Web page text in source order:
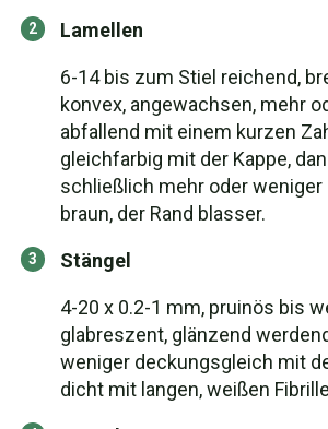
Lamellen
6-14 bis zum Stiel reichend,
konvex, angewachsen, mehr
abfallend mit einem kurzen
gleichfarbig mit der Kappe,
schließlich mehr oder weniger
braun, der Rand blasser.
Stängel
4-20 x 0.2-1 mm, pruinös bis
glabreszent, glänzend
weniger deckungsgleich mit
dicht mit langen, weißen